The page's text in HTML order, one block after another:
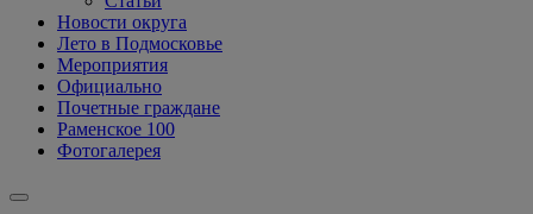
Новости округа
Лето в Подмосковье
Мероприятия
Официально
Почетные граждане
Раменское 100
Фотогалерея